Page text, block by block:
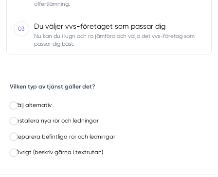
offertlämning.
03 Du väljer vvs-företaget som passar dig
Nu kan du i lugn och ro jämföra och välja det vvs-företag som
passar dig bäst.
Vilken typ av tjänst gäller det?
Välj alternativ
Installera nya rör och ledningar
Reparera befintliga rör och ledningar
Övrigt (beskriv gärna i textrutan)